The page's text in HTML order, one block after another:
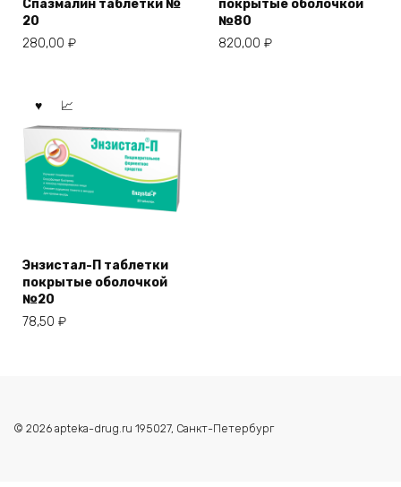
Спазмалин таблетки №
20
280,00 ₽
покрытые оболочкой
№80
820,00 ₽
Энзистал-П таблетки
покрытые оболочкой
№20
78,50 ₽
© 2026 apteka-drug.ru 195027, Санкт-Петербург